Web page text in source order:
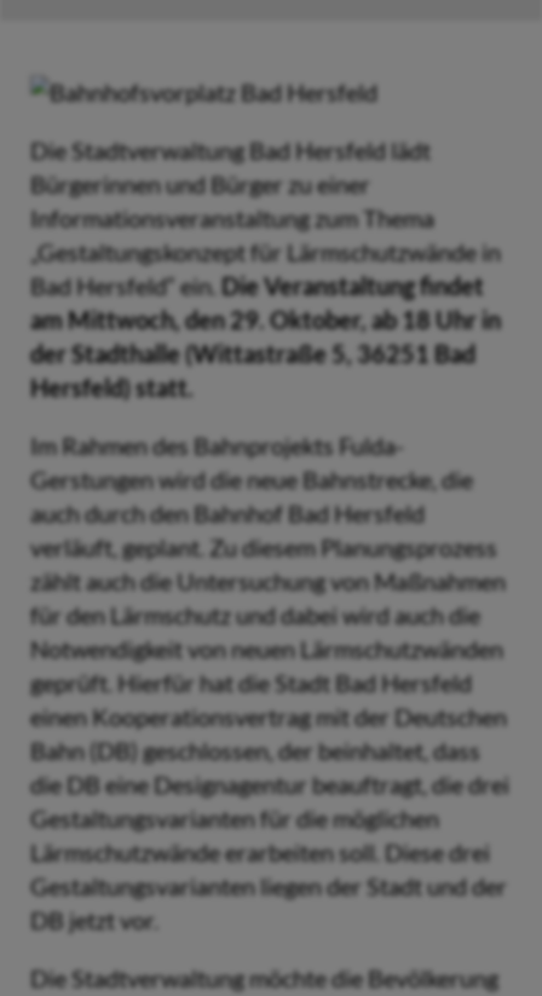
Die Stadtverwaltung Bad Hersfeld lädt
Bürgerinnen und Bürger zu einer
Informationsveranstaltung zum Thema
„Gestaltungskonzept für Lärmschutzwände in
Bad Hersfeld“ ein. Die Veranstaltung findet
am Mittwoch, den 29. Oktober, ab 18 Uhr in
der Stadthalle (Wittastraße 5, 36251 Bad
Hersfeld) statt.
Im Rahmen des Bahnprojekts Fulda-
Gerstungen wird die neue Bahnstrecke, die
auch durch den Bahnhof Bad Hersfeld
verläuft, geplant. Zu diesem Planungsprozess
zählt auch die Untersuchung von Maßnahmen
für den Lärmschutz und dabei wird auch die
Notwendigkeit von neuen Lärmschutzwänden
geprüft. Hierfür hat die Stadt Bad Hersfeld
einen Kooperationsvertrag mit der Deutschen
Bahn (DB) geschlossen, der beinhaltet, dass
die DB eine Designagentur beauftragt, die drei
Gestaltungsvarianten für die möglichen
Lärmschutzwände erarbeiten soll. Diese drei
Gestaltungsvarianten liegen der Stadt und der
DB jetzt vor.
Die Stadtverwaltung möchte die Bevölkerung